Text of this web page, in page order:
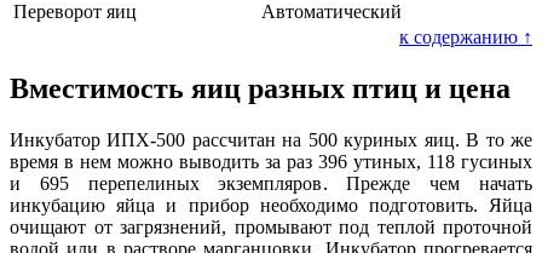
Переворот яиц
Автоматический
к содержанию ↑
Вместимость яиц разных птиц и цена
Инкубатор ИПХ-500 рассчитан на 500 куриных яиц. В то же
время в нем можно выводить за раз 396 утиных, 118 гусиных
и 695 перепелиных экземпляров. Прежде чем начать
инкубацию яйца и прибор необходимо подготовить. Яйца
очищают от загрязнений, промывают под теплой проточной
водой или в растворе марганцовки. Инкубатор прогревается